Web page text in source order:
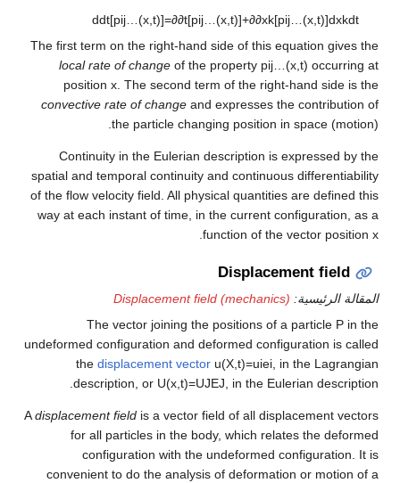
dt[ pij…(x,t)]=∂ [pi j…(x,t)]+
The first term on the right-hand side of this
local rate of change of the propertyp
positionx. The second term of the
convective rate of changeand expresses
the particle changing position
Continuity in the Eulerian description is
spatial and temporal continuity and
of the flow velocity field. All physical
way at each instant of time, in the current
function of
.
Displacement field
The vector joining the positions of
undeformed configuration and deformed
the displacement vector u(X,t)=ui
description, orU(x,t)=UJEJ, in the
A displacement fieldis a vector field of all
for all particles in the body, which
configuration with the undeformed
convenient to do the analysis of